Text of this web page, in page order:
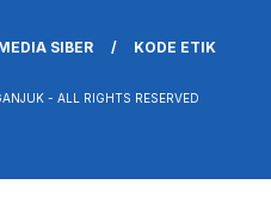
SIBER KODE ETIK
- ALL RIGHTS RESERVED